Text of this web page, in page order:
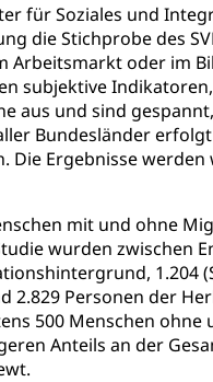
für Soziales und
die Stichprobe des
oder im
subjektive
aus und sind
Bundesländer
Die Ergebnisse werden
mit und ohne
wurden zwischen
1.204
2.829 Personen der
500 Menschen ohne
Anteils an der